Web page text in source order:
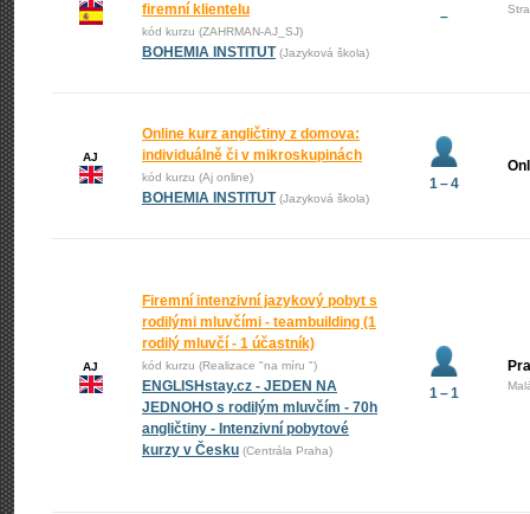
firemní klientelu
kód kurzu (ZAHRMAN-AJ_SJ)
BOHEMIA INSTITUT (Jazyková škola)
–
AJ
Online kurz angličtiny z domova:
individuálně či v mikroskupinách
kód kurzu (Aj online)
BOHEMIA INSTITUT (Jazyková škola)
1 – 4
AJ
Firemní intenzivní jazykový pobyt s
rodilými mluvčími - teambuilding (1
rodilý mluvčí - 1 účastník)
kód kurzu (Realizace "na míru ")
ENGLISHstay.cz - JEDEN NA
JEDNOHO s rodilým mluvčím - 70h
angličtiny - Intenzivní pobytové
kurzy v Česku (Centrála Praha)
1 – 1